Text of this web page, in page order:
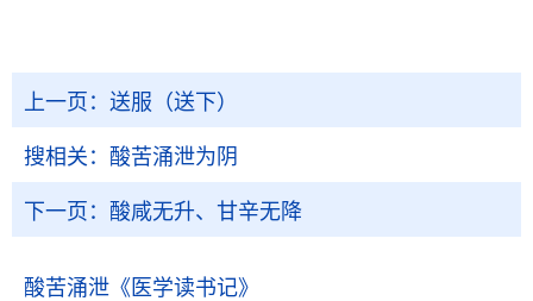
上一页： 送服（送下）
搜相关： 酸苦涌泄为阴
下一页： 酸咸无升、甘辛无降
酸苦涌泄 《医学读书记》